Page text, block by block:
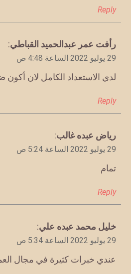
Reply
يقول
رأفت عمر عبدالحميد القباطي:
29 يوليو 2022 الساعة 4:48 ص
لدي الاستعداد الكامل لان
Reply
يقول
رياض عبده غالب:
29 يوليو 2022 الساعة 5:24 ص
تمام
Reply
يقول
خليل محمد عبده علي:
29 يوليو 2022 الساعة 5:34 ص
عندي خبرات كثيرة في مجال